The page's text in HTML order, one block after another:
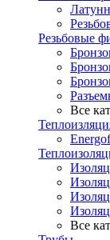
Резьбовые
Все
Все